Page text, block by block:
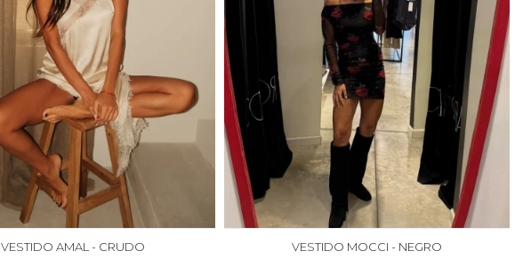
VESTIDO AMAL - CRUDO VESTIDO MOCCI - NEGRO